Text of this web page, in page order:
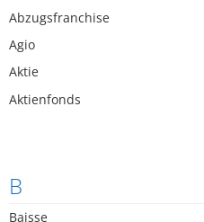
Abzugsfranchise
Agio
Aktie
Aktienfonds
B
Baisse